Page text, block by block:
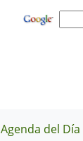
Agenda del Día